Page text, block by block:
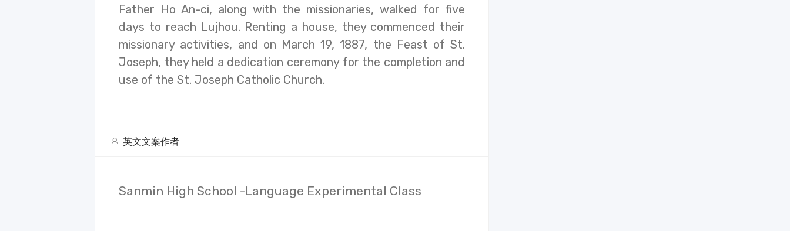
Father Ho An-ci, along with the missionaries, walked for five
days to reach Lujhou. Renting a house, they commenced their
missionary activities, and on March 19, 1887, the Feast of St.
Joseph, they held a dedication ceremony for the completion and
use of the St. Joseph Catholic Church.
英文文案作者
Sanmin High School -Language Experimental Class